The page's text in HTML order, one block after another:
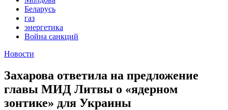
Беларусь
газ
энергетика
Война санкций
Новости
Захарова ответила на предложение
главы МИД Литвы о «ядерном
зонтике» для Украины